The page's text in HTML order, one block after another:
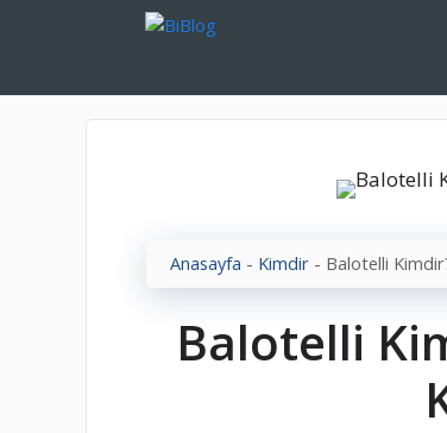
Anasayfa - Kimdir - Balotelli
Balotelli